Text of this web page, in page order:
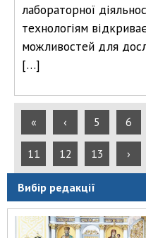
лабораторної
технологіям
можливостей для
[…]
« ‹ 5 6
11 12 13 ›
Вибір редакції